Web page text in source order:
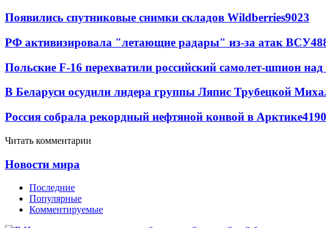
Появились спутниковые снимки складов Wildberries9023
РФ активизировала "летающие радары" из-за атак ВСУ
Польские F-16 перехватили российский самолет-шпион
В Беларуси осудили лидера группы Ляпис Трубецкой
Россия собрала рекордный нефтяной конвой в Арктике4190
Читать комментарии
Новости мира
Последние
Популярные
Комментируемые